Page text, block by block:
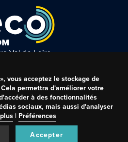
légales
RGPD
des cookies
vous acceptez le stockage de
permettra d'améliorer votre
à des fonctionnalités
sociaux, mais aussi d'analyser
| Préférences
Accepter